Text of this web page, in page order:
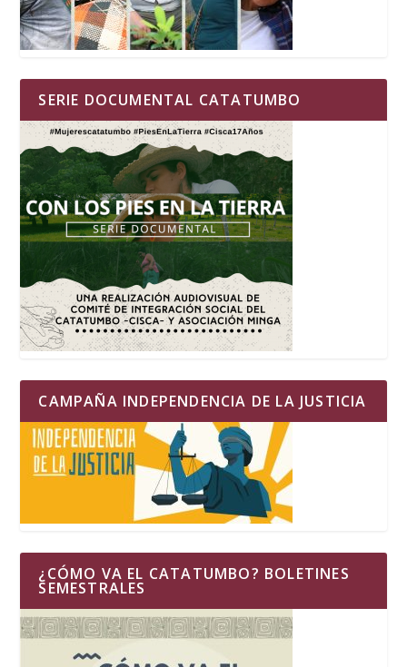
SERIE DOCUMENTAL CATATUMBO
CAMPAÑA INDEPENDENCIA DE LA JUSTICIA
¿CÓMO VA EL CATATUMBO? BOLETINES
SEMESTRALES